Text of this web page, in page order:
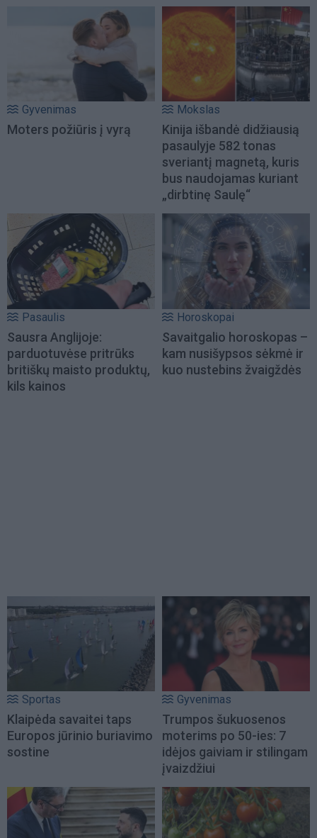
Gyvenimas
Moters požiūris į vyrą
Mokslas
Kinija išbandė didžiausią
pasaulyje 582 tonas
sveriantį magnetą, kuris
bus naudojamas kuriant
„dirbtinę Saulę“
Pasaulis
Sausra Anglijoje:
parduotuvėse pritrūks
britiškų maisto produktų,
kils kainos
Horoskopai
Savaitgalio horoskopas –
kam nusišypsos sėkmė ir
kuo nustebins žvaigždės
Sportas
Klaipėda savaitei taps
Europos jūrinio buriavimo
sostine
Gyvenimas
Trumpos šukuosenos
moterims po 50-ies: 7
idėjos gaiviam ir stilingam
įvaizdžiui